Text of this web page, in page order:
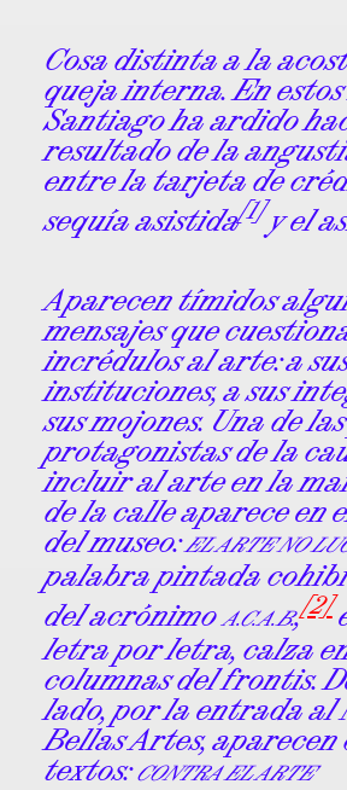
Cosa distinta a la
queja interna. En estos
Santiago ha ardido
resultado de la
entre la tarjeta de
sequía asistida[1]y el
Aparecen tímidos
mensajes que
incrédulos al arte: a
instituciones, a sus
sus mojones. Una de
protagonistas de la
incluir al arte en la
de la calle aparece en
del museo:EL ARTE NO
palabra pintada
del acrónimoA.C.A.B.,[2]
letra por letra, calza
columnas del frontis.
lado, por la entrada al
Bellas Artes, aparecen
textos:CONTRA EL ARTE